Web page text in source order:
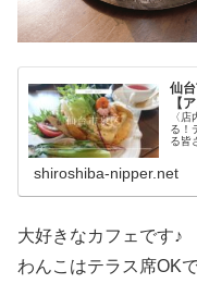
仙
【
〈
る！
る皆
shiroshiba-nipper.net
大好きなカフェです♪
わんこはテラス席OKで